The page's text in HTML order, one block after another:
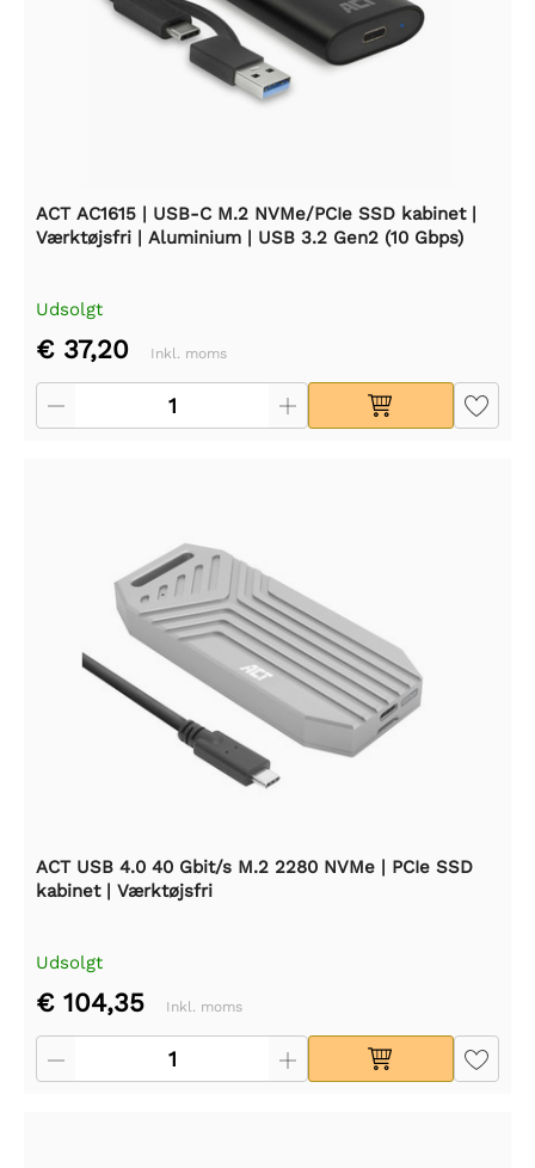
ACT AC1615 | USB-C M.2 NVMe/PCIe SSD kabinet |
Værktøjsfri | Aluminium | USB 3.2 Gen2 (10 Gbps)
Udsolgt
€ 37,20 Inkl. moms
ACT USB 4.0 40 Gbit/s M.2 2280 NVMe | PCIe SSD
kabinet | Værktøjsfri
Udsolgt
€ 104,35 Inkl. moms